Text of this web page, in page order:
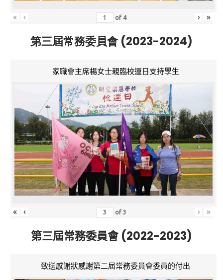
« ‹ of 4 › »
第三屆常務委員會 (2023-2024)
家職會主席楊女士親臨校運日支持學生
« ‹ of3 › »
第三屆常務委員會 (2022-2023)
致送感謝狀感謝第二屆常務委員會委員的付出